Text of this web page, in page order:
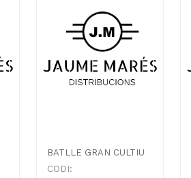
BATLLE GRAN CULTIU
CODI: